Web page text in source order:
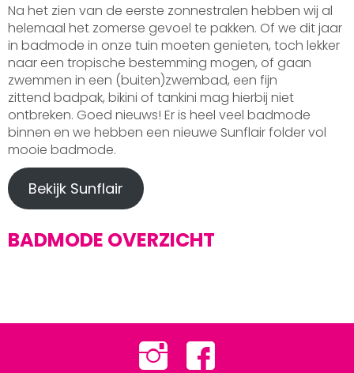
Na het zien van de eerste zonnestralen hebben wij al
helemaal het zomerse gevoel te pakken. Of we dit jaar
in badmode in onze tuin moeten genieten, toch lekker
naar een tropische bestemming mogen, of gaan
zwemmen in een (buiten)zwembad, een fijn
zittend badpak, bikini of tankini mag hierbij niet
ontbreken. Goed nieuws! Er is heel veel badmode
binnen en we hebben een nieuwe Sunflair folder vol
mooie badmode.
Bekijk Sunflair
BADMODE OVERZICHT